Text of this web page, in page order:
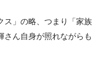
ス」の略、つまり「家族
さん自身が照れながらも